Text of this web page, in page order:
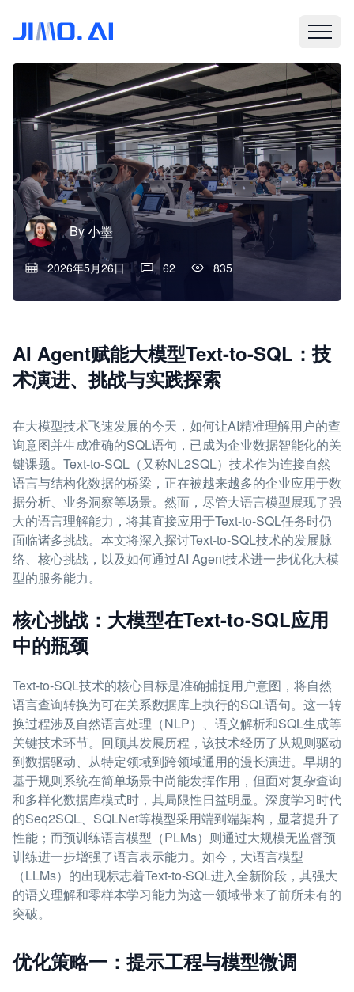
By小墨
2026年5月26日 62 835
AI Agent赋能大模型Text-to-SQL：技
术演进、挑战与实践探索
在大模型技术飞速发展的今天，如何让AI精准理解用户的查
询意图并生成准确的SQL语句，已成为企业数据智能化的关
键课题。Text-to-SQL（又称NL2SQL）技术作为连接自然
语言与结构化数据的桥梁，正在被越来越多的企业应用于数
据分析、业务洞察等场景。然而，尽管大语言模型展现了强
大的语言理解能力，将其直接应用于Text-to-SQL任务时仍
面临诸多挑战。本文将深入探讨Text-to-SQL技术的发展脉
络、核心挑战，以及如何通过AI Agent技术进一步优化大模
型的服务能力。
核心挑战：大模型在Text-to-SQL应用
中的瓶颈
Text-to-SQL技术的核心目标是准确捕捉用户意图，将自然
语言查询转换为可在关系数据库上执行的SQL语句。这一转
换过程涉及自然语言处理（NLP）、语义解析和SQL生成等
关键技术环节。回顾其发展历程，该技术经历了从规则驱动
到数据驱动、从特定领域到跨领域通用的漫长演进。早期的
基于规则系统在简单场景中尚能发挥作用，但面对复杂查询
和多样化数据库模式时，其局限性日益明显。深度学习时代
的Seq2SQL、SQLNet等模型采用端到端架构，显著提升了
性能；而预训练语言模型（PLMs）则通过大规模无监督预
训练进一步增强了语言表示能力。如今，大语言模型
（LLMs）的出现标志着Text-to-SQL进入全新阶段，其强大
的语义理解和零样本学习能力为这一领域带来了前所未有的
突破。
优化策略一：提示工程与模型微调